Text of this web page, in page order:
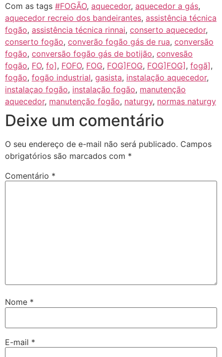
Com as tags #FOGÃO, aquecedor, aquecedor a gás,
aquecedor recreio dos bandeirantes, assistência técnica
fogão, assistência técnica rinnai, conserto aquecedor,
conserto fogão, converão fogão gás de rua, conversão
fogão, conversão fogão gás de botijão, convesão
fogão, FO, fo], FOFO, FOG, FOG]FOG, FOG]FOG], fogã],
fogão, fogão industrial, gasista, instalação aquecedor,
instalaçao fogão, instalação fogão, manutenção
aquecedor, manutenção fogão, naturgy, normas naturgy
Deixe um comentário
O seu endereço de e-mail não será publicado. Campos
obrigatórios são marcados com *
Comentário *
Nome *
E-mail *